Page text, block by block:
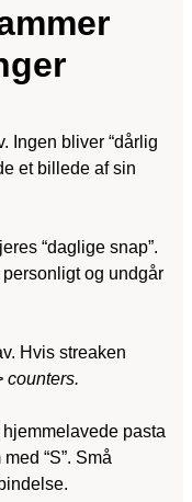
Ingen bliver “dårlig
et billede af sin
“daglige snap”.
personligt og undgår
Hvis streaken
counters.
pasta
“S”. Små